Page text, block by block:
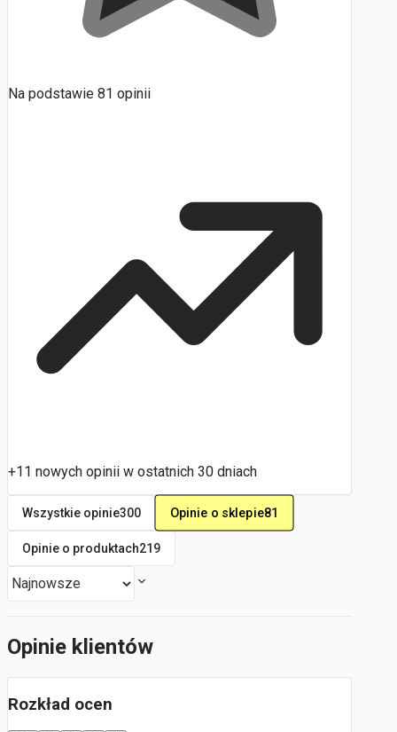
Na podstawie 81 opinii
+11 nowych opinii w ostatnich 30 dniach
Wszystkie opinie300 Opinie o sklepie81
Opinie o produktach219
Opinie klientów
Rozkład ocen